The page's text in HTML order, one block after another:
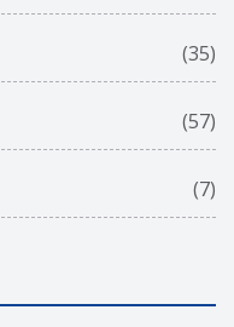
(35)
(57)
(7)